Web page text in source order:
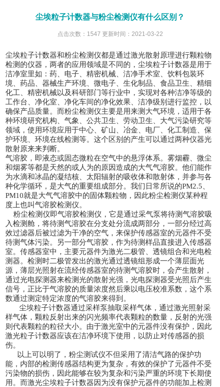
尘埃粒子计数器与粉尘检测仪有什么区别？
点击次数：1547 更新时间：2021-03-22
尘埃粒子计数器和粉尘检测仪都是通过激光散射原理进行颗粒物
检测的仪器，两者的应用领域是不同的，尘埃粒子计数器是用于
洁净室里如：药、电子、精密机械、洁净手术室、饮料包装环
境、药品、器械生产环境、微电子、生化制品、食品卫生、精细
化工、精密机械以及科研部门等行业中，实现对各种洁净等级的
工作台、净化室、净化车间的净化效果、洁净级别进行监控，以
确保产品质量。而粉尘检测仪主要是用来测大气环境，适用于各
种环境研究机构、气象、公共卫生、劳动卫生、大气污染研究等
领域，使用环境应用于中心、矿山、冶金、电厂、化工制造、保
护环境、环境在线检测等。这个区别的产生可以通过两种仪器光
散射原来来判断。
气溶胶，即液态或固态微粒在空气中的悬浮体系。雾烟霾、微尘
和烟雾等都是天然的或人为的原因造成的大气气溶胶。他们能作
为水滴和冰晶的凝结核、太阳辐射的吸收体和散射体，并参与各
种化学循环，是大气的重要组成部分。我们日常所说的PM2.5、
PM10就是大气气溶胶中的固体颗粒物，因此粉尘检测仪某种程
度上也叫气溶胶检测仪。
粉尘检测仪即气溶胶检测仪，它是通过采气泵将待测气溶胶吸
入检测舱，将待测气溶胶在分支处分流成两部分，一部分经过高
效过滤器后被过滤为干净的空气，来保护传感器室的元器件不受
待测气体污染。另一部分气溶胶，作为待测样品直接进入传感器
室。传感器室中，主要元器件为激光二极管、透镜组合和光电检
测器。检测时二极管发出的激光通过透镜组形成一个薄层面光
源，薄层光照射在流经传感器室的待测气溶胶时，会产生散射，
通过光电探测器来检测光的散射光强，光电探测器受光照后产生
信号，正比于气溶胶的质量浓度然后乘以电压校准系数，这个系
数通过测定特定浓度的气溶胶来得到。
尘埃粒子计数器通过采样泵抽取采样气体，通过激光照射采
样气体，颗粒反射出来的闪光频率代表颗粒的数量，反射的光强
则代表颗粒的粒径大小。由于激光室中的元器件没有保护，因此
激光粒子计数器应该在洁净环境下使用，以防止对传感器的损
伤。
以上可以明了，粉尘测试仪不但采用了清洁气路的保护功
能，内部的检测传感器结构更为复杂，有效的保护了元器件不受
污染物的损伤，因此能够在较为复杂和污染严重的环境下长期使
用。而激光尘埃粒子计数器因为没有保护元器件的功能加上检测